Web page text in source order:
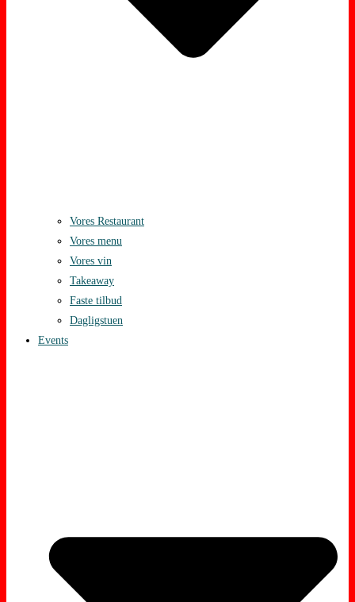
Vores Restaurant
Vores menu
Vores vin
Takeaway
Faste tilbud
Dagligstuen
Events